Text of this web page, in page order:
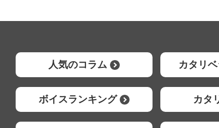
人気のコラム カタリ
ボイスランキング カタ